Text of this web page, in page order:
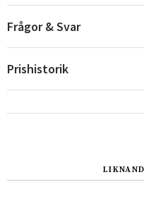
Frågor & Svar
Prishistorik